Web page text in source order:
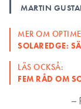
MARTIN
MER OM
SOLAREDGE:
LÄS OCKSÅ:
FEM RÅD OM
–